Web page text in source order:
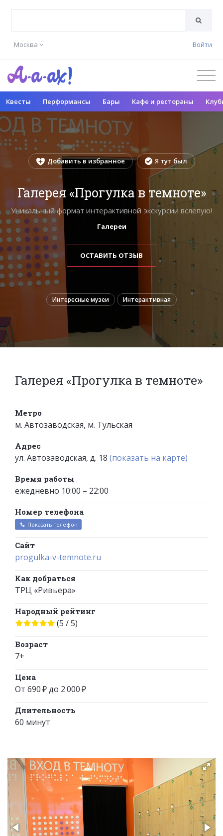
Москва Войти
Квесты Перформансы Бары Кафе и рестораны
Добавить в избранное Я тут был
Галерея «Прогулка в темноте»
Уникальный формат интерактивной экскурсии вслепую!
Галереи
ОСТАВИТЬ ОТЗЫВ
Интересные музеи Интерактивная
Галерея «Прогулка в темноте»
Метро
м. Автозаводская, м. Тульская
Адрес
ул. Автозаводская, д. 18 (показать на карте)
Время работы
ежедневно 10:00 – 22:00
Номер телефона
Показать телефон
Сайт
progulka-v-temnote.ru
Как добраться
ТРЦ «Ривьера»
Народный рейтинг
(5 / 5)
Возраст
7+
Цена
От 690 ₽ до 2 000 ₽
Длительность
60 минут